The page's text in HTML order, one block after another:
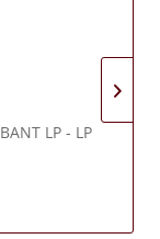
LP - LP